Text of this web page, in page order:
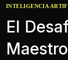
INTELIGENCIA
El